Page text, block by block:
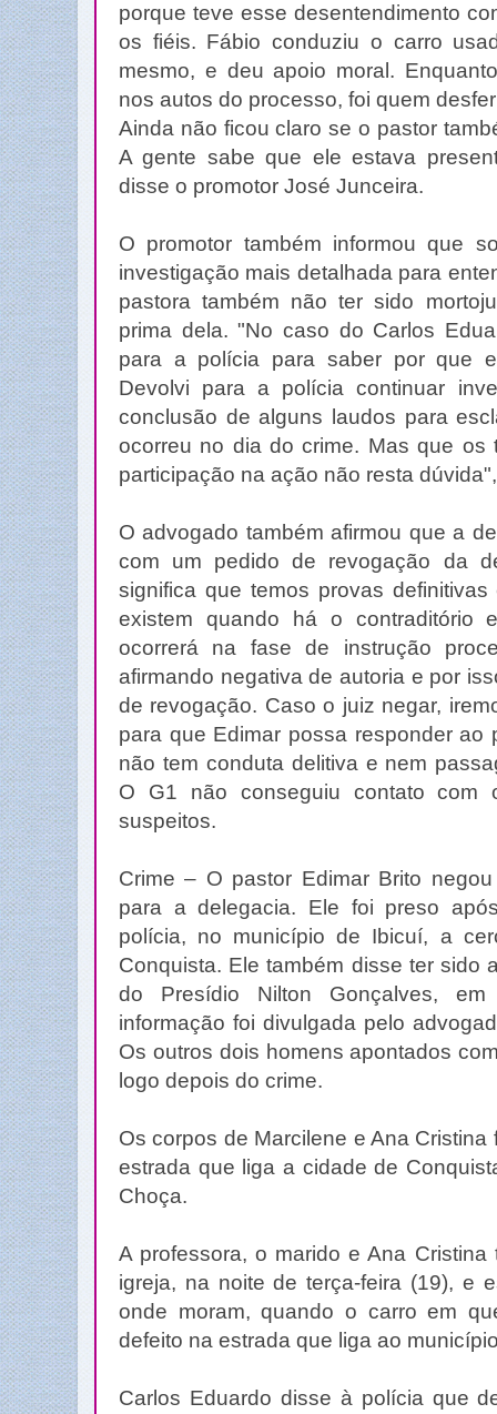
porque teve esse desentendimento
os fiéis. Fábio conduziu o carro
mesmo, e deu apoio moral.
nos autos do processo, foi quem
Ainda não ficou claro se o pastor
A gente sabe que ele estava
disse o promotor José Junceira.
O promotor também informou que
investigação mais detalhada para
pastora também não ter sido
prima dela. "No caso do Carlos
para a polícia para saber por que
Devolvi para a polícia continuar
conclusão de alguns laudos para
ocorreu no dia do crime. Mas que os
participação na ação não resta
O advogado também afirmou que a
com um pedido de revogação da
significa que temos provas
existem quando há o contraditório
ocorrerá na fase de instrução
afirmando negativa de autoria e por
de revogação. Caso o juiz negar,
para que Edimar possa responder ao
não tem conduta delitiva e nem
O G1 não conseguiu contato com
suspeitos.
Crime – O pastor Edimar Brito
para a delegacia. Ele foi preso
polícia, no município de Ibicuí, a
Conquista. Ele também disse ter sido
do Presídio Nilton Gonçalves,
informação foi divulgada pelo
Os outros dois homens apontados
logo depois do crime.
Os corpos de Marcilene e Ana
estrada que liga a cidade de
Choça.
A professora, o marido e Ana
igreja, na noite de terça-feira (19), e
onde moram, quando o carro em
defeito na estrada que liga ao
Carlos Eduardo disse à polícia que